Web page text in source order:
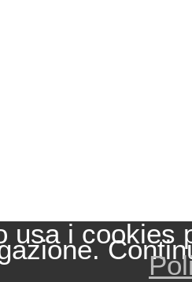
usa i cookies